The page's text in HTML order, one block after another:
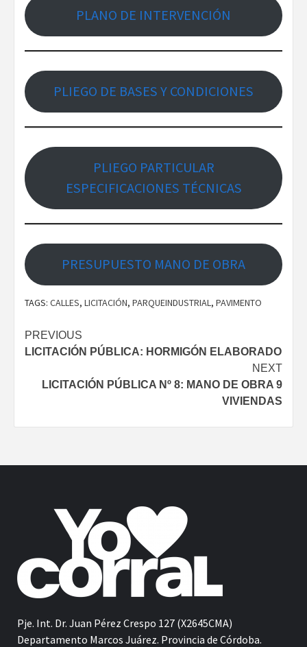
PLANO DE INTERVENCIÓN
PLIEGO DE BASES Y CONDICIONES
PLIEGO PARTICULAR
ESPECIFICACIONES TÉCNICAS
PRESUPUESTO MANO DE OBRA
TAGS: CALLES, LICITACIÓN, PARQUEINDUSTRIAL, PAVIMENTO
Continue
Reading
PREVIOUS
LICITACIÓN PÚBLICA: HORMIGÓN ELABORADO
NEXT
LICITACIÓN PÚBLICA Nº 8: MANO DE OBRA 9
VIVIENDAS
Pje. Int. Dr. Juan Pérez Crespo 127 (X2645CMA)
Departamento Marcos Juárez. Provincia de Córdoba.